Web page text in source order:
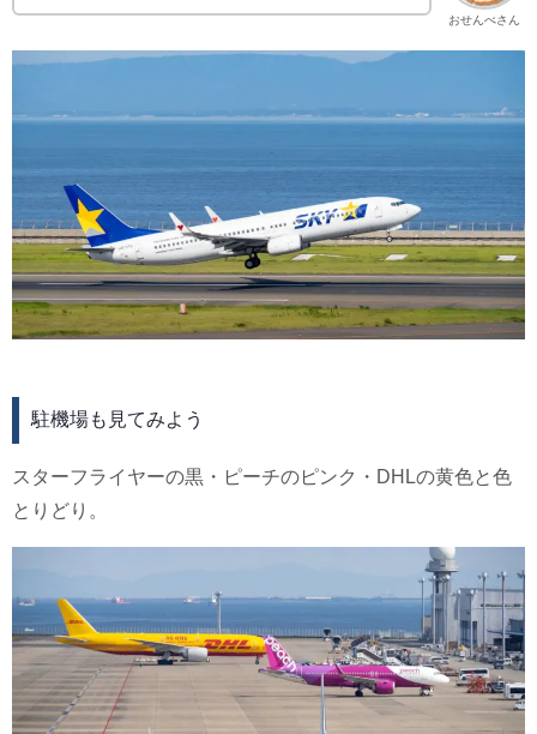
おせんべさん
駐機場も見てみよう
スターフライヤーの黒・ピーチのピンク・DHLの黄色と色
とりどり。